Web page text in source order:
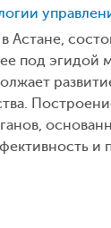
в Астане,
под
и